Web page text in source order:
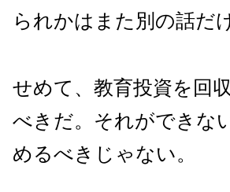
られかはまた別の話だ
せめて、教育投資を回
べきだ。それができな
めるべきじゃない。